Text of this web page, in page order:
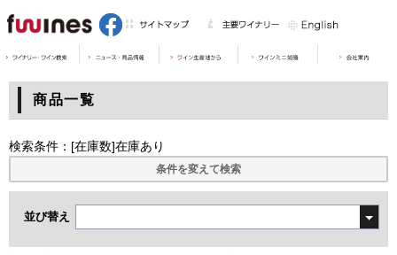
商品一覧
検索条件：[在庫数]在庫あり
条件を変えて検索
並び替え